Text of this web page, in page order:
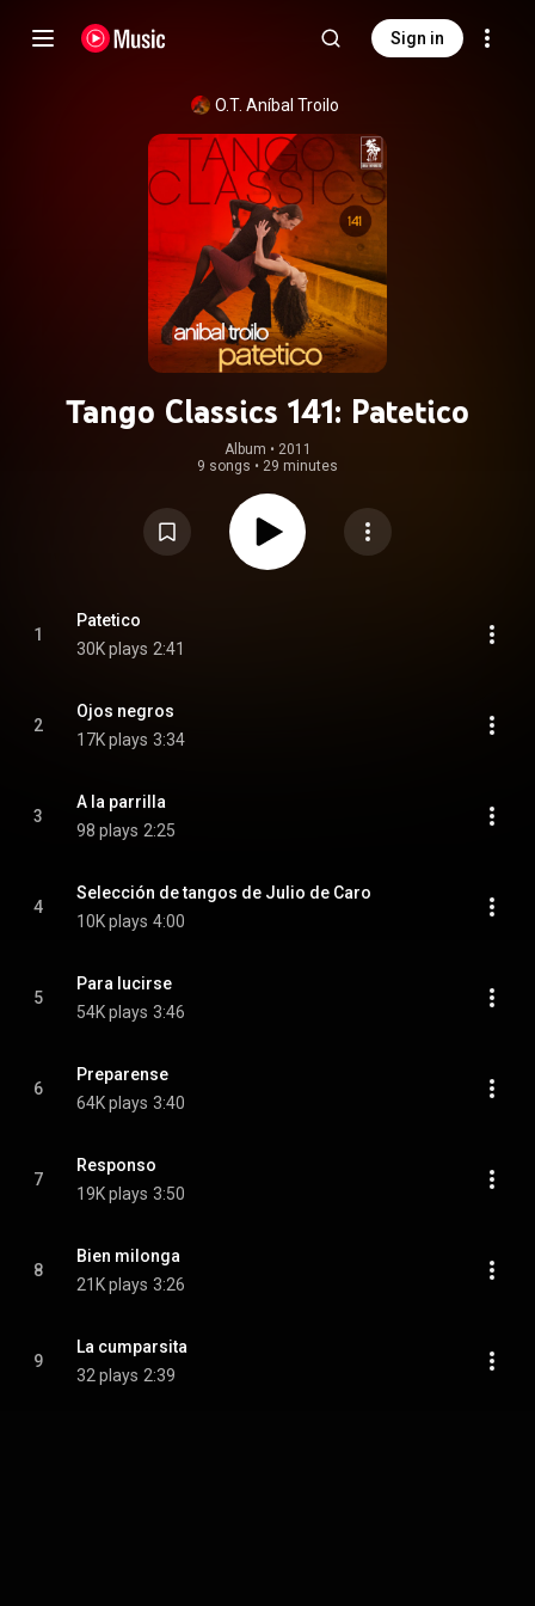
Sign in
O.T. Aníbal Troilo
Tango Classics 141: Patetico
Album • 2011
9 songs • 29 minutes
1
Patetico
30K plays 2:41
2
Ojos negros
17K plays 3:34
3
A la parrilla
98 plays 2:25
4
Selección de tangos de Julio de Caro
10K plays 4:00
5
Para lucirse
54K plays 3:46
6
Preparense
64K plays 3:40
7
Responso
19K plays 3:50
8
Bien milonga
21K plays 3:26
9
La cumparsita
32 plays 2:39